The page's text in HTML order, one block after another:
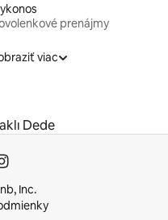
prenájmy
viac
Dede
Inc.